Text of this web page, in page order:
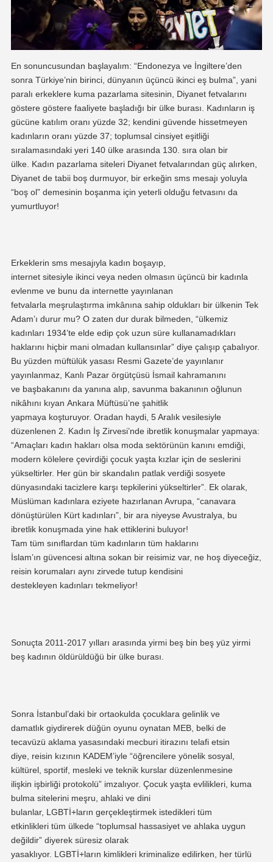
En sonuncusundan başlayalım: “Endonezya ve İngiltere’den
sonra Türkiye’nin birinci, dünyanın üçüncü ikinci eş bulma”, yani
paralı erkeklere kuma pazarlama sitesinin, Diyanet fetvalarını
göstere göstere faaliyete başladığı bir ülke burası. Kadınların iş
gücüne katılım oranı yüzde 32; kendini güvende hissetmeyen
kadınların oranı yüzde 37; toplumsal cinsiyet eşitliği
sıralamasındaki yeri140 ülke arasında 130. sıra olan bir
ülke. Kadın pazarlama siteleri Diyanet fetvalarından güç alırken
Diyanet de tabii boş durmuyor, bir erkeğin sms mesajı yoluyla
“boş ol” demesinin boşanma için yeterli olduğu fetvasını da
yumurtluyor!
Erkeklerin sms mesajıylakadın boşayıp,
internet sitesiyle ikinci veya neden olmasın üçüncü bir kadınla
evlenme ve bunu da internette yayınlanan
fetvalarla meşrulaştırma imkânınasahip oldukları bir ülkenin Tek
Adam’ı durur mu? O zaten dur durak bilmeden, “ülkemiz
kadınları 1934’te elde edip çok uzun süre kullanamadıkları
haklarını hiçbir mani olmadan kullansınlar” diye çalışıp çabalıyor.
Bu yüzden müftülük yasası Resmi Gazete’de yayınlanır
yayınlanmaz, Kanlı Pazar örgütçüsü İsmail kahramanını
ve başbakanını da yanına alıp, savunma bakanının oğlunun
nikâhını kıyan Ankara Müftüsü’ne şahitlik
yapmaya koşturuyor. Oradan haydi, 5 Aralık vesilesiyle
düzenlenen 2. Kadın İş Zirvesi’nde ibretlik konuşmalar yapmaya:
“Amaçları kadın hakları olsa moda sektörünün kanını emdiği,
modern kölelere çevirdiği çocuk yaşta kızlar için de seslerini
yükseltirler. Her gün bir skandalın patlak verdiği sosyete
dünyasındaki tacizlere karşı tepkilerini yükseltirler”. Ek olarak,
Müslüman kadınlara eziyete hazırlanan Avrupa, “canavara
dönüştürülen Kürt kadınları”, bir ara niyeyse Avustralya, bu
ibretlik konuşmada yine hak ettiklerinibuluyor!
Tam tüm sınıflardan tüm kadınların tüm haklarını
İslam’ın güvencesi altına sokan bir reisimiz var, ne hoş diyeceğiz,
reisin korumaları aynı zirvede tutup kendisini
destekleyen kadınları tekmeliyor!
Sonuçta 2011-2017 yılları arasında yirmi beş bin beş yüz yirmi
beş kadının öldürüldüğü bir ülke burası.
Sonra İstanbul’daki bir ortaokulda çocuklara gelinlik ve
damatlık giydirerek düğün oyunu oynatan MEB, belki de
tecavüzü aklama yasasındaki mecburi itirazını telafi etsin
diye, reisin kızının KADEM’iyle “öğrencilere yönelik sosyal,
kültürel, sportif, mesleki ve teknik kurslar düzenlenmesine
ilişkin işbirliği protokolü” imzalıyor. Çocuk yaşta evlilikleri, kuma
bulma sitelerini meşru, ahlaki ve dini
bulanlar, LGBTİ+ların gerçekleştirmek istedikleri tüm
etkinlikleri tüm ülkede “toplumsal hassasiyet ve ahlaka uygun
değildir”diyerek süresiz olarak
yasaklıyor. LGBTİ+ların kimlikleri kriminalize edilirken, her türlü